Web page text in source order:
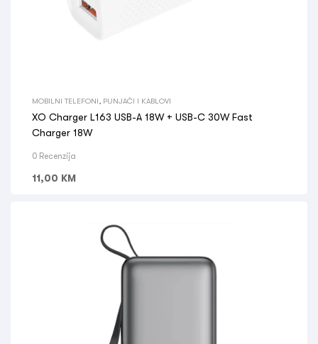
MOBILNI TELEFONI PUNJAČI I KABLOVI
XO Charger L163 USB-A 18W + USB-C 30W Fast
Charger 18W
0 Recenzija
11,00 KM